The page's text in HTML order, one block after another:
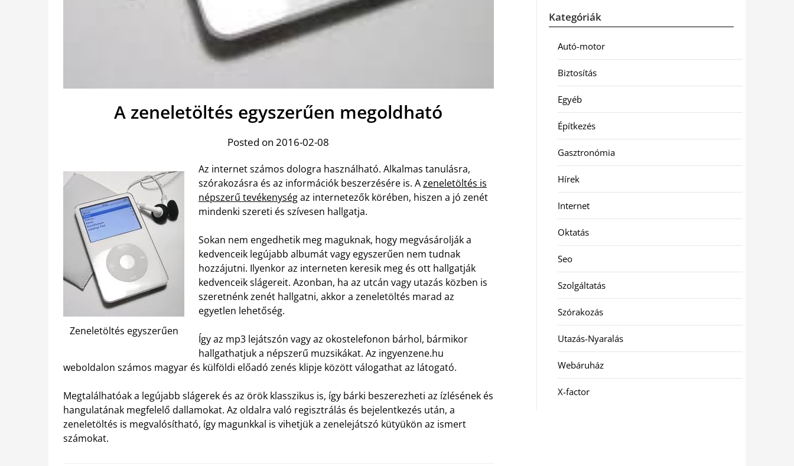
A zeneletöltés egyszerűen megoldható
Posted on 2016-02-08
Zeneletöltés egyszerűen
Az internet számos dologra használható. Alkalmas tanulásra,
szórakozásra és az információk beszerzésére is. Azeneletöltés is
népszerű tevékenységaz internetezők körében, hiszen a jó zenét
mindenki szereti és szívesen hallgatja.
Sokan nem engedhetik meg maguknak, hogy megvásárolják a
kedvenceik legújabb albumát vagy egyszerűen nem tudnak
hozzájutni. Ilyenkor az interneten keresik meg és ott hallgatják
kedvenceik slágereit. Azonban, ha az utcán vagy utazás közben is
szeretnénk zenét hallgatni, akkor a zeneletöltés marad az
egyetlen lehetőség.
Így az mp3 lejátszón vagy az okostelefonon bárhol, bármikor
hallgathatjuk a népszerű muzsikákat. Az ingyenzene.hu
weboldalon számos magyar és külföldi előadó zenés klipje között válogathat az látogató.
Megtalálhatóak a legújabb slágerek és az örök klasszikus is, így bárki beszerezheti az ízlésének és
hangulatának megfelelő dallamokat. Az oldalra való regisztrálás és bejelentkezés után, a
zeneletöltés is megvalósítható, így magunkkal is vihetjük a zenelejátszó kütyükön az ismert
számokat.
Kategóriák
Autó-motor
Biztosítás
Egyéb
Építkezés
Gasztronómia
Hírek
Internet
Oktatás
Seo
Szolgáltatás
Szórakozás
Utazás-Nyaralás
Webáruház
X-factor